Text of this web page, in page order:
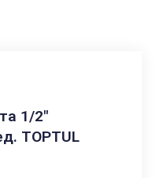
1/2″
TOPTUL